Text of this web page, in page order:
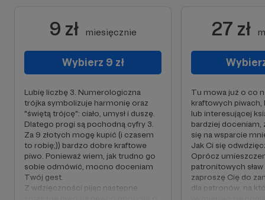
9 zł miesięcznie
Wybierz 9 zł
Lubię liczbę 3. Numerologiczna
trójka symbolizuje harmonię oraz
"świętą trójcę": ciało, umysł i duszę.
Dlatego progi są pochodną cyfry 3.
Za 9 złotych mogę kupić (i czasem
to robię;)) bardzo dobre kraftowe
piwo. Ponieważ wiem, jak trudno go
sobie odmówić, mocno doceniam
Twój gest.
Z wdzięczności pijąc następne
27 zł
Tu mowa już o co
kraftowych piwach,
lub interesującej
bardziej doceniam,
się na wsparcie
Jak Ci się
Oprócz
patronitowych
zaproszę Cię do
dla patronów, na